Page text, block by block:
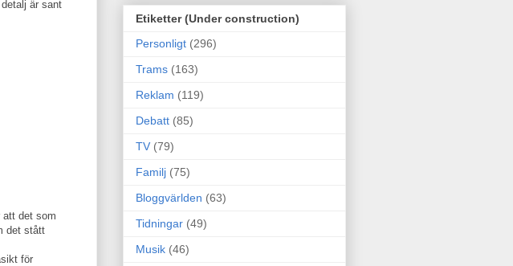
är sant
att det som
det stått
för
Etiketter (Under construction)
Personligt (296)
Trams (163)
Reklam (119)
Debatt (85)
TV (79)
Familj (75)
Bloggvärlden (63)
Tidningar (49)
Musik (46)